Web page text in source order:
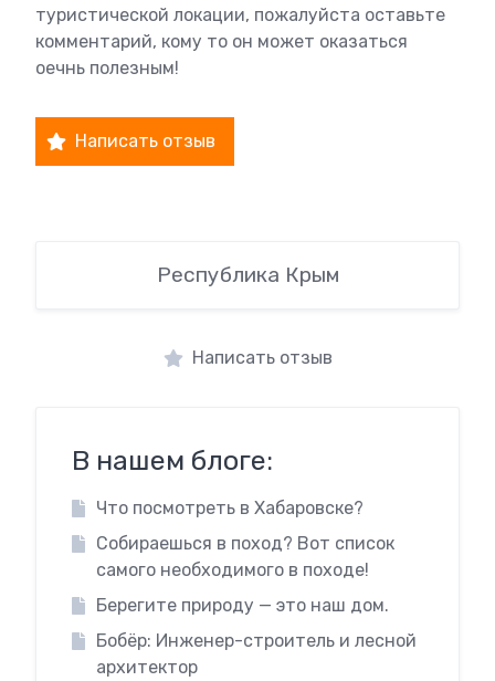
туристической локации, пожалуйста оставьте
комментарий, кому то он может оказаться
оечнь полезным!
Написать отзыв
Республика Крым
Написать отзыв
В нашем блоге:
Что посмотреть в Хабаровске?
Собираешься в поход? Вот список
самого необходимого в походе!
Берегите природу — это наш дом.
Бобёр: Инженер-строитель и лесной
архитектор